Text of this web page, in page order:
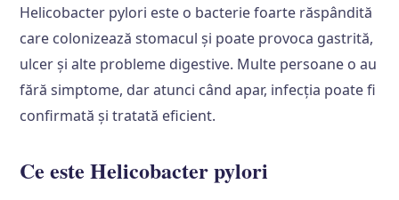
Helicobacter pylori este o bacterie foarte răspândită
care colonizează stomacul și poate provoca gastrită,
ulcer și alte probleme digestive. Multe persoane o au
fără simptome, dar atunci când apar, infecția poate fi
confirmată și tratată eficient.
Ce este Helicobacter pylori